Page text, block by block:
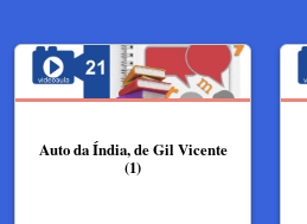
Auto da Índia, de Gil Vicente
(1)